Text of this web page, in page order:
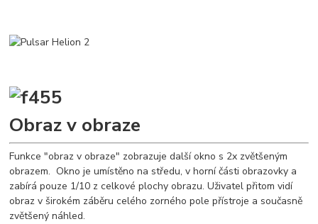
Obraz v obraze
Funkce "obraz v obraze" zobrazuje další okno s 2x zvětšeným
obrazem. Okno je umístěno na středu, v horní části obrazovky a
zabírá pouze 1/10 z celkové plochy obrazu. Uživatel přitom vidí
obraz v širokém záběru celého zorného pole přístroje a současně
zvětšený náhled.